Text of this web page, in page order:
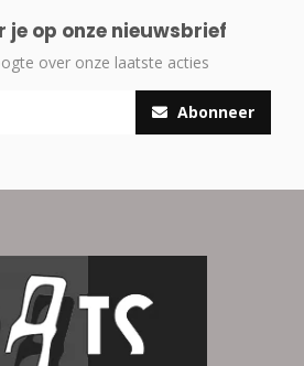
je op onze nieuwsbrief
over onze laatste acties
Abonneer